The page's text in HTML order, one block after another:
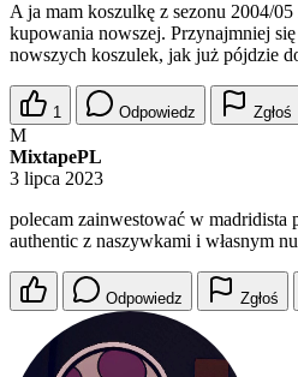
A ja mam koszulkę z sezonu 2004/
kupowania nowszej. Przynajmniej
nowszych koszulek, jak już pójdzie
1 Odpowiedz Zgłoś
M
MixtapePL
3 lipca 2023
polecam zainwestować w madridista
authentic z naszywkami i własnym
Odpowiedz Zgłoś